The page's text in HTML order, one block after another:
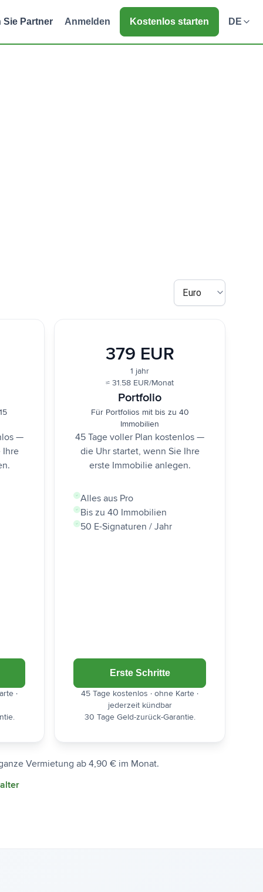
Sie Partner Anmelden Kostenlos starten DE
Euro
—
Ihre
·
379 EUR
1 jahr
≈ 31.58 EUR/Monat
Portfolio
Für Portfolios mit bis zu 40
Immobilien
45 Tage voller Plan kostenlos —
die Uhr startet, wenn Sie Ihre
erste Immobilie anlegen.
Alles aus Pro
Bis zu 40 Immobilien
50 E-Signaturen / Jahr
Erste Schritte
45 Tage kostenlos · ohne Karte ·
jederzeit kündbar
30 Tage Geld-zurück-Garantie.
Vermietung ab 4,90 € im Monat.